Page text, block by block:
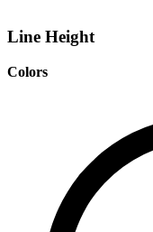
Line Height
Colors